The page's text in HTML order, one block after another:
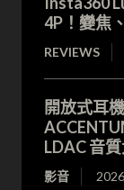
4P！變焦
REVIEWS
開放式耳
LDAC 音
影音